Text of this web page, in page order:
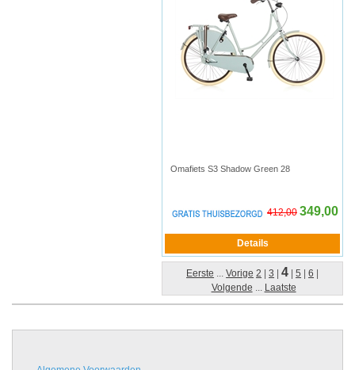
Omafiets S3 Shadow Green 28
412,00 349,00
Eerste ...Vorige 2 |3 |4 |5 |6 |
Volgende ... Laatste